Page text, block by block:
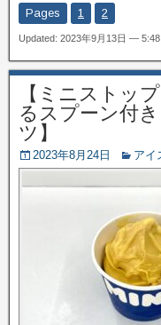
Pages 1 2
Updated: 2023年9月13日 —
【ミニストッ
るスプーン付
ツ】
2023年8月24日 アイ